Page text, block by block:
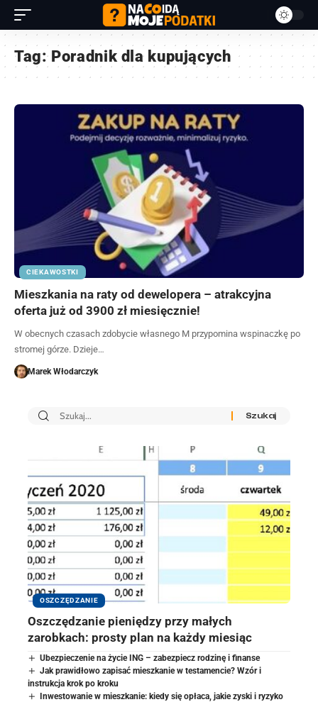
Tag: Poradnik dla kupujących
CIEKAWOSTKI
Mieszkania na raty od dewelopera – atrakcyjna
oferta już od 3900 zł miesięcznie!
W obecnych czasach zdobycie własnego M przypomina wspinaczkę po
stromej górze. Dzieje…
Marek Włodarczyk
OSZCZĘDZANIE
Oszczędzanie pieniędzy przy małych
zarobkach: prosty plan na każdy miesiąc
Ubezpieczenie na życie ING – zabezpiecz rodzinę i finanse
Jak prawidłowo zapisać mieszkanie w testamencie? Wzór i
instrukcja krok po kroku
Inwestowanie w mieszkanie: kiedy się opłaca, jakie zyski i ryzyko